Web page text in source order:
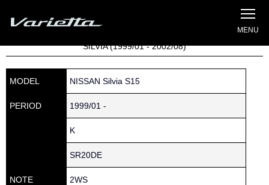
Home
Parts catalog
SILVIA (1999/01 - 2002/08)
MODEL NISSAN Silvia S15
PERIOD 1999/01 -
NOTE
K
SR20DE
2WS